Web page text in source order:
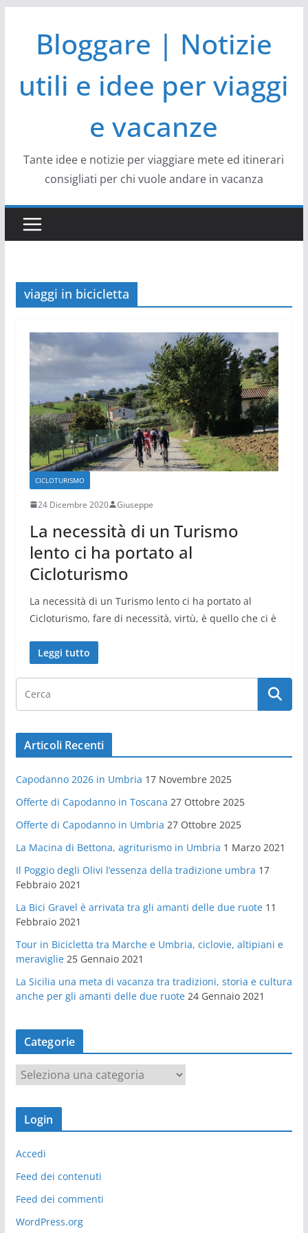
contenutoBloggare | Notizie
utili e idee per viaggi
e vacanze
Tante idee e notizie per viaggiare mete ed itinerari
consigliati per chi vuole andare in vacanza
viaggi in bicicletta
CICLOTURISMO
24 Dicembre 2020 Giuseppe
La necessità di un Turismo
lento ci ha portato al
Cicloturismo
La necessità di un Turismo lento ci ha portato al
Cicloturismo, fare di necessità, virtù, è quello che ci è
Leggi tutto
Articoli Recenti
Capodanno 2026 in Umbria 17 Novembre 2025
Offerte di Capodanno in Toscana 27 Ottobre 2025
Offerte di Capodanno in Umbria 27 Ottobre 2025
La Macina di Bettona, agriturismo in Umbria 1 Marzo 2021
Il Poggio degli Olivi l’essenza della tradizione umbra 17
Febbraio 2021
La Bici Gravel è arrivata tra gli amanti delle due ruote 11
Febbraio 2021
Tour in Bicicletta tra Marche e Umbria, ciclovie, altipiani e
meraviglie 25 Gennaio 2021
La Sicilia una meta di vacanza tra tradizioni, storia e cultura
anche per gli amanti delle due ruote 24 Gennaio 2021
Categorie
a
t
o
r
Login
Accedi
Feed dei contenuti
Feed dei commenti
WordPress.org